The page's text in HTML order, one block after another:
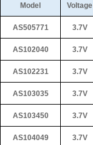
Model Voltage
AS505771 3.7V
AS102040 3.7V
AS102231 3.7V
AS103035 3.7V
AS103450 3.7V
AS104049 3.7V